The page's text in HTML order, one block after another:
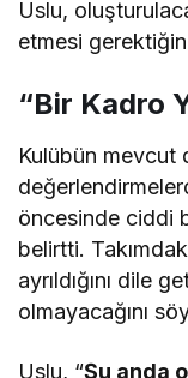
Uslu,
etmesi
“Bir Kadro
Kulübün mevcut
öncesinde ciddi
belirtti.
ayrıldığını dile
olmayacağını
Uslu, “Şu anda